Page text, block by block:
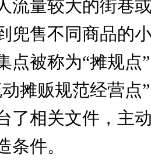
量较大的街巷或
兜售不同商品的
点被称为“摊规点
摊贩规范经营点
了相关文件，主
条件。